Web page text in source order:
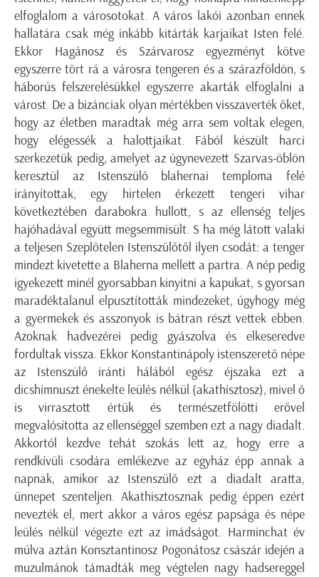
elfoglalom a városotokat. A város lakói azonban ennek
hallatára csak még inkább kitárták karjaikat Isten felé.
Ekkor Hagánosz és Szárvarosz egyezményt kötve
egyszerre tört rá a városra tengeren és a szárazföldön, s
háborús felszerelésükkel egyszerre akarták elfoglalni a
várost. De a bizánciak olyan mértékben visszaverték őket,
hogy az életben maradtak még arra sem voltak elegen,
hogy elégessék a halottjaikat. Fából készült harci
szerkezetük pedig, amelyet az úgynevezett Szarvas-öblön
keresztül az Istenszülő blahernai temploma felé
irányítottak, egy hirtelen érkezett tengeri vihar
következtében darabokra hullott, s az ellenség teljes
hajóhadával együtt megsemmisült. S ha még látott valaki
a teljesen Szeplőtelen Istenszülőtől ilyen csodát: a tenger
mindezt kivetette a Blaherna mellett a partra. A nép pedig
igyekezett minél gyorsabban kinyitni a kapukat, s gyorsan
maradéktalanul elpusztították mindezeket, úgyhogy még
a gyermekek és asszonyok is bátran részt vettek ebben.
Azoknak hadvezérei pedig gyászolva és elkese­redve
fordultak vissza. Ekkor Konstantinápoly istenszerető népe
az Istenszülő iránti hálából egész éjszaka ezt a
dicshimnuszt énekelte leülés nélkül (akathisztosz), mivel ő
is virrasztott értük és természetfölötti erővel
megvalósította az ellenséggel szemben ezt a nagy diadalt.
Akkortól kezdve tehát szokás lett az, hogy erre a
rendkívüli csodára emlékezve az egyház épp annak a
napnak, amikor az Istenszülő ezt a diadalt aratta,
ünnepet szenteljen. Akathisztosznak pedig éppen ezért
nevezték el, mert akkor a város egész papsága és népe
leülés nélkül végezte ezt az imádságot. Harminchat év
múlva aztán Konsztantinosz Pogonátosz császár idején a
muzulmánok támadták meg végtelen nagy hadsereggel